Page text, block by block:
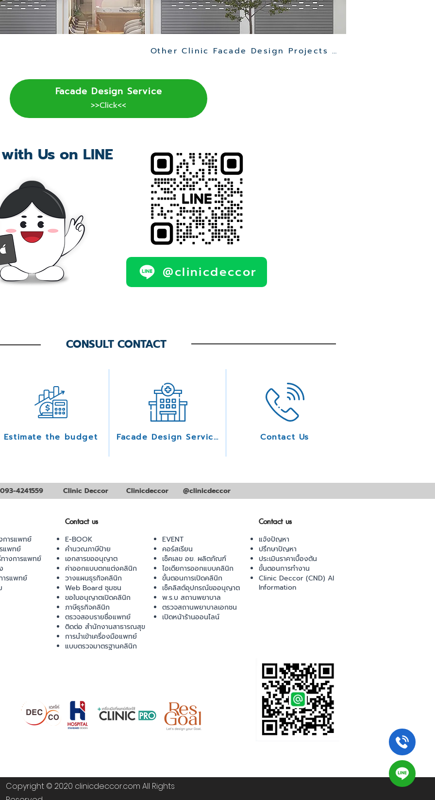
Other Clinic Facade Design Projects >>
Facade Design Service
>>Click<<
@clinicdeccor
Us on LINE
CONSULT CONTACT
Estimate the budget Facade Design Service Contact Us
093-4241559 Clinic Deccor Clinicdeccor @clinicdeccor
ารแพทย์
แพทย์
ทางการแพทย์
ารแพทย์
Contact us
E-BOOK
คำนวณภาษีป้าย
เอกสารขออนุญาต
ค่าออกแบบตกแต่งคลินิก
วางแผนธุรกิจคลินิก
Web Board ชุมชน
ขอใบอนุญาตเปิดคลินิก
ภาษีธุรกิจคลินิก
ตรวจสอบรายชื่อแพทย์
ติดต่อ สำนักงานสาธารณสุข
การนำเข้าเครื่องมือแพทย์
แบบตรวจมาตรฐานคลินิก
Contact us
EVENT
คอร์สเรียน
เช็คเลข อย. ผลิตภัณฑ์
ไอเดียการออกแบบคลินิก
ขั้นตอนการเปิดคลินิก
เช็คลิสต์อุปกรณ์ขออนุญาต
พ.ร.บ สถานพยาบาล
ตรวจสถานพยาบาลเอกชน
เปิดหน้าร้านออนไลน์
แจ้งปัญหา
ปรึกษาปัญหา
ประเมินราคาเบื้องต้น
ขั้นตอนการทำงาน
Clinic Deccor (CND) AI
Information
Copyright © 2020 clinicdeccor.com All Rights